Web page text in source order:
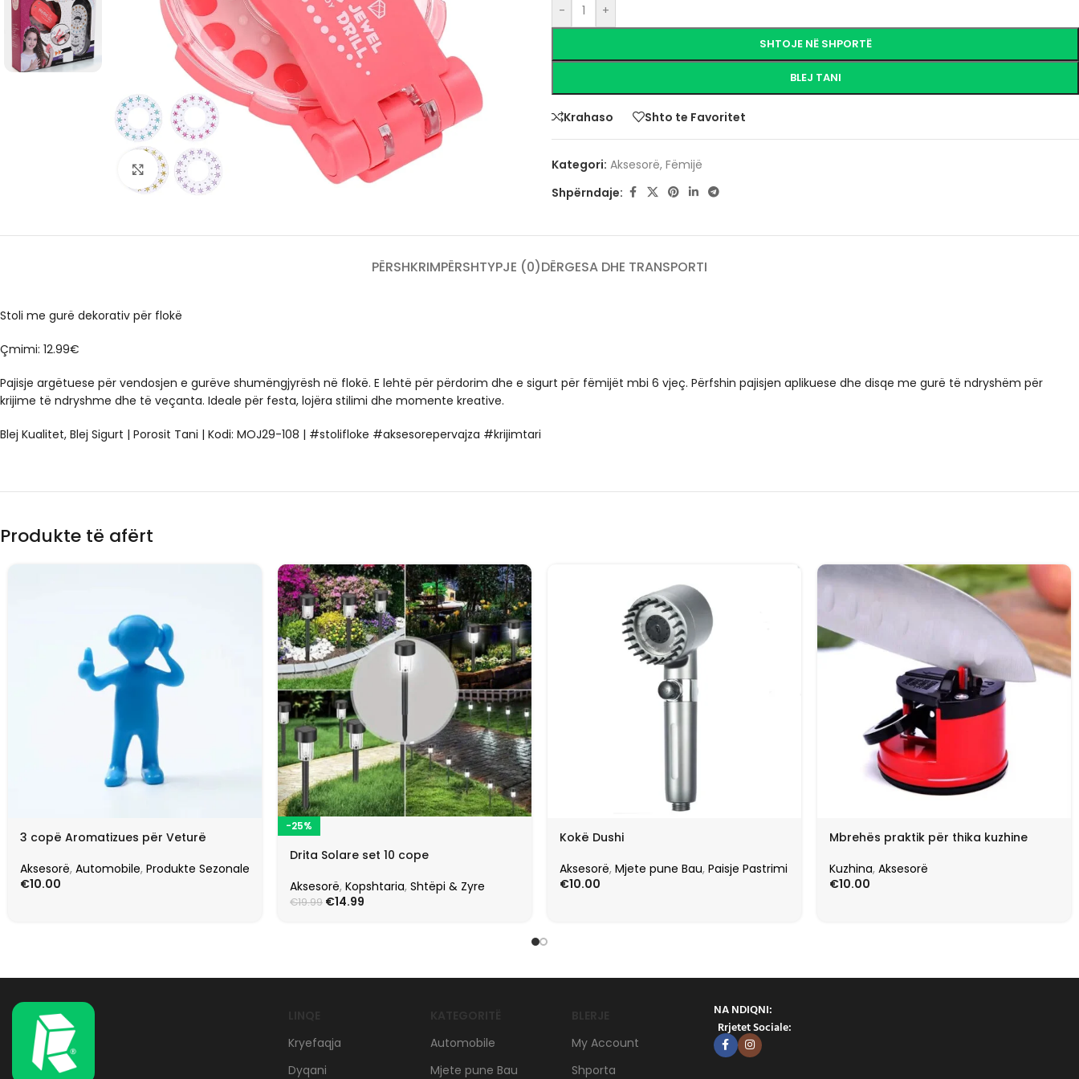
Click to enlarge
- +
SHTOJE NË SHPORTË
BLEJ TANI
Krahaso Shto te Favoritet
Kategori: Aksesorë, Fëmijë
Shpërndaje:
PËRSHKRIMPËRSHTYPJE (0)DËRGESA DHE TRANSPORTI
Stoli me gurë dekorativ për flokë
Çmimi: 12.99€
Pajisje argëtuese për vendosjen e gurëve shumëngjyrësh në flokë. E lehtë për përdorim dhe e sigurt për fëmijët mbi 6 vjeç. Përfshin pajisjen aplikuese dhe disqe me gurë të ndryshëm për
krijime të ndryshme dhe të veçanta. Ideale për festa, lojëra stilimi dhe momente kreative.
Blej Kualitet, Blej Sigurt | Porosit Tani | Kodi: MOJ29-108 | #stolifloke #aksesorepervajza #krijimtari
Produkte të afërt
3 copë Aromatizues për Veturë
Aksesorë, Automobile, Produkte Sezonale
€10.00
-25%
Drita Solare set 10 cope
Aksesorë, Kopshtaria, Shtëpi & Zyre
€19.99 €14.99
Kokë Dushi
Aksesorë, Mjete pune Bau, Paisje Pastrimi
€10.00
Mbrehës praktik për thika kuzhine
Kuzhina, Aksesorë
€10.00
Kryefaqja
Dyqani
Automobile
Mjete pune Bau
My Account
Shporta
NA NDIQNI:
Rrjetet Sociale: